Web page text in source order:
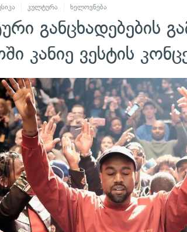
კულტურა ხელოვნება
განცხადებების
კანიე ვესტის